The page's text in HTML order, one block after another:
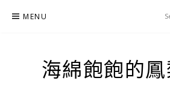
MENU
海綿飽飽的